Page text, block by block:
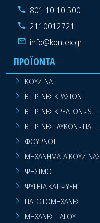
801 10 10 500
2110012721
info@kontex.gr
ΠΡΟΪΌΝΤΑ
ΚΟΥΖΙΝΑ
ΒΙΤΡΙΝΕΣ ΚΡΑΣΙΩΝ
ΒΙΤΡΙΝΕΣ ΚΡΕΑΤΩΝ -
ΒΙΤΡΙΝΕΣ ΓΛΥΚΩΝ -
ΦΟΥΡΝΟΙ
ΜΗΧΑΝΗΜΑΤΑ ΚΟΥΖΙΝΑΣ
ΨΗΣΙΜΟ
ΨΥΓΕΙΑ ΚΑΙ ΨΥΞΗ
ΠΑΓΩΤΟΜΗΧΑΝΕΣ
ΜΗΧΑΝΕΣ ΠΑΓΟΥ